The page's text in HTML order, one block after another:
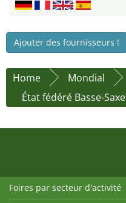
Ajouter des fournisseurs !
Home Mondial
État fédéré Basse-Saxe
Foires par secteur d'activité